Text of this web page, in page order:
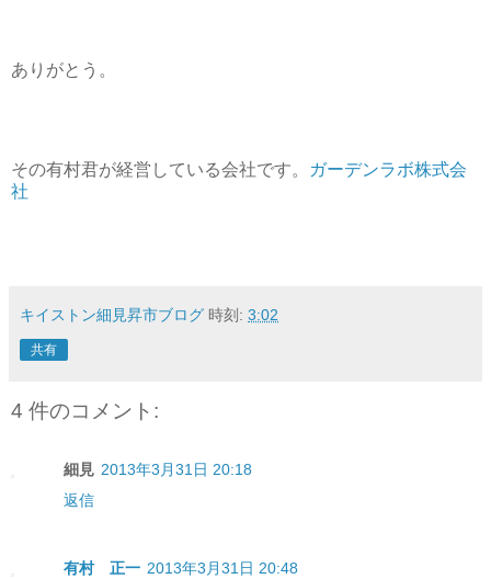
ありがとう。
その有村君が経営している会社です。
ガーデンラボ株式会
社
キイストン細見昇市ブログ 時刻: 3:02
共有
4 件のコメント:
細見 2013年3月31日 20:18
返信
有村 正一 2013年3月31日 20:48